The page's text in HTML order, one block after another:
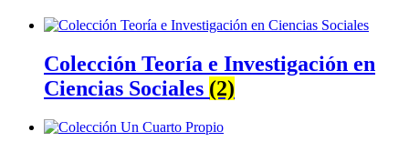
Colección Teoría e Investigación en
Ciencias Sociales (2)